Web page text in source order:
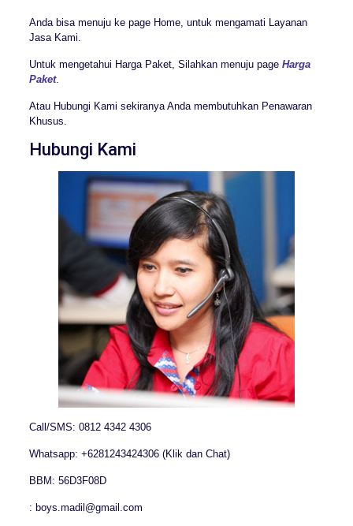
Anda bisa menuju ke page Home, untuk mengamati Layanan
Jasa Kami.
Untuk mengetahui Harga Paket, Silahkan menuju page Harga
Paket.
Atau Hubungi Kami sekiranya Anda membutuhkan Penawaran
Khusus.
Hubungi Kami
Call/SMS: 0812 4342 4306
Whatsapp: +6281243424306 (Klik dan Chat)
BBM: 56D3F08D
: boys.madil@gmail.com